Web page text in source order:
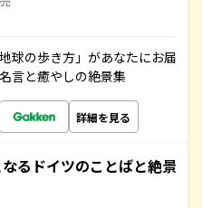
球の歩き方」があなたにお届
言と癒やしの絶景集
詳細を見る
るドイツのことばと絶景